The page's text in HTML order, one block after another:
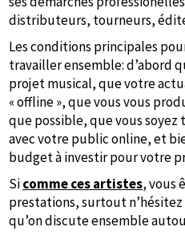
distributeurs, tourneurs,
Les conditions principales
travailler ensemble: d’abord
projet musical, que votre
« offline », que vous vous
que possible, que vous
avec votre public online, et
budget à investir pour votre
Sicomme ces artistes, vous
prestations, surtout n’hésitez
qu’on discute ensemble